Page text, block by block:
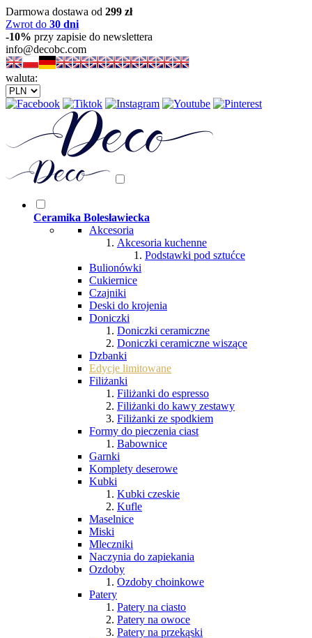
Darmowa dostawa od 299 zł
Zwrot do 30 dni
-10% przy zapisie do newslettera
info@decobc.com
waluta:
Ceramika Bolesławiecka
Akcesoria
Akcesoria kuchenne
Podstawki pod sztućce
Bulionówki
Cukiernice
Czajniki
Deski do krojenia
Doniczki
Doniczki ceramiczne
Doniczki ceramiczne wiszące
Dzbanki
Edycje limitowane
Filiżanki
Filiżanki do espresso
Filiżanki do kawy zestawy
Filiżanki ze spodkiem
Formy do pieczenia ciast
Babownice
Garnki
Komplety deserowe
Kubki
Kubki czeskie
Kufle
Maselnice
Miski
Mleczniki
Naczynia do zapiekania
Ozdoby
Ozdoby choinkowe
Patery
Patery na ciasto
Patery na owoce
Patery na przekąski